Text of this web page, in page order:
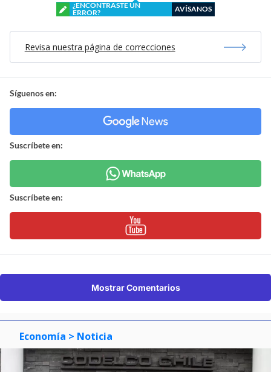
¿ENCONTRASTE UN
ERROR?
AVÍSANOS
Revisa nuestra página de correcciones
Síguenos en:
Suscríbete en:
Suscríbete en:
Mostrar Comentarios
Economía > Noticia